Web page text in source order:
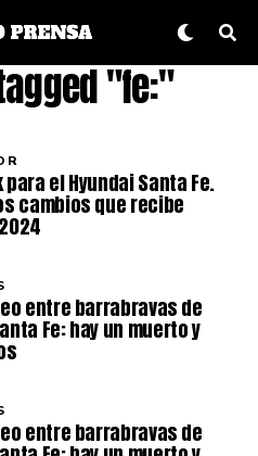
"fe:"
para el Hyundai Santa Fe.
cambios que recibe
entre barrabravas de
Fe: hay un muerto y
entre barrabravas de